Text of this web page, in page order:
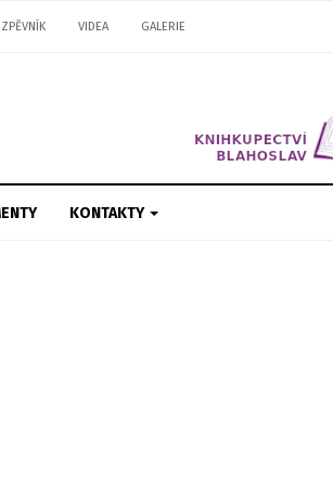
ZPĚVNÍK VIDEA GALERIE
KONTAKTY